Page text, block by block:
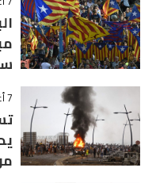
7 أغسطس 2026 - 12:44